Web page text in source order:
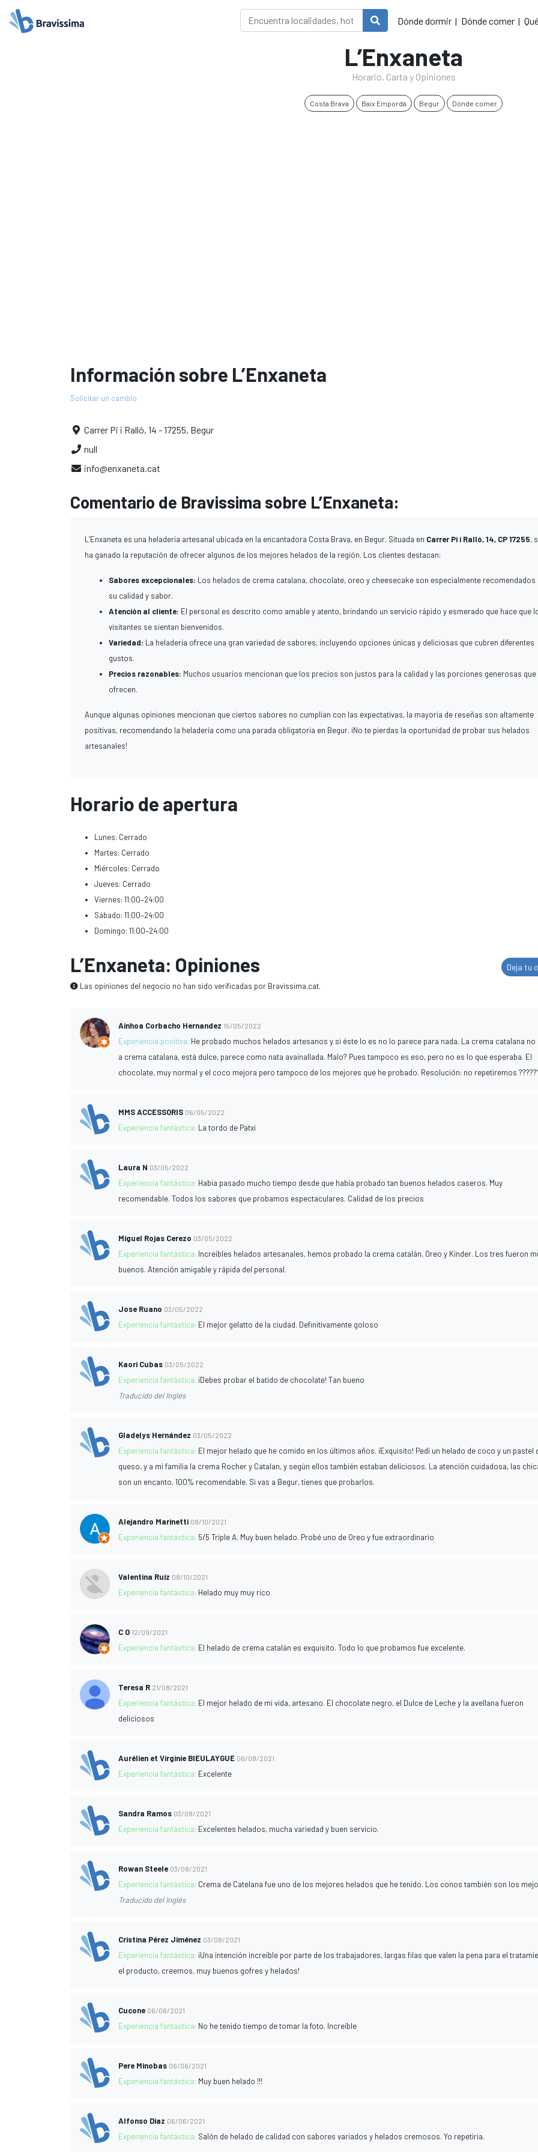
Dónde dormir Dónde comer
L’Enxaneta
Horario, Carta y Opiniones
Costa Brava Baix Empordà Begur Dónde comer
Información sobre L’Enxaneta
Solicitar un cambio
Carrer Pi i Ralló, 14 - 17255, Begur
null
info@enxaneta.cat
Comentario de Bravissima sobre L’Enxaneta:
L’Enxaneta es una heladería artesanal ubicada en la encantadora Costa Brava, en Begur. Situada en Carrer Pi i Ralló, 14, CP 17255,
ha ganado la reputación de ofrecer algunos de los mejores helados de la región. Los clientes destacan:
Sabores excepcionales: Los helados de crema catalana, chocolate, oreo y cheesecake son especialmente recomendados
su calidad y sabor.
Atención al cliente: El personal es descrito como amable y atento, brindando un servicio rápido y esmerado que hace que
visitantes se sientan bienvenidos.
Variedad: La heladería ofrece una gran variedad de sabores, incluyendo opciones únicas y deliciosas que cubren diferentes
gustos.
Precios razonables: Muchos usuarios mencionan que los precios son justos para la calidad y las porciones generosas que
ofrecen.
Aunque algunas opiniones mencionan que ciertos sabores no cumplían con las expectativas, la mayoría de reseñas son altamente
positivas, recomendando la heladería como una parada obligatoria en Begur. ¡No te pierdas la oportunidad de probar sus helados
artesanales!
Horario de apertura
Lunes: Cerrado
Martes: Cerrado
Miércoles: Cerrado
Jueves: Cerrado
Viernes: 11:00–24:00
Sábado: 11:00–24:00
Domingo: 11:00–24:00
L’Enxaneta: Opiniones
Las opiniones del negocio no han sido verificadas por Bravissima.cat.
Deja tu
Ainhoa Corbacho Hernandez 15/05/2022
Experiencia positiva: He probado muchos helados artesanos y si éste lo es no lo parece para nada. La crema catalana no
a crema catalana, está dulce, parece como nata avainallada. Malo? Pues tampoco es eso, pero no es lo que esperaba. El
chocolate, muy normal y el coco mejora pero tampoco de los mejores que he probado. Resolución: no repetiremos
MMS ACCESSORIS 06/05/2022
Experiencia fantástica: La tordo de Patxi
Laura N 03/05/2022
Experiencia fantástica: Había pasado mucho tiempo desde que había probado tan buenos helados caseros. Muy
recomendable. Todos los sabores que probamos espectaculares. Calidad de los precios
Miguel Rojas Cerezo 03/05/2022
Experiencia fantástica: Increíbles helados artesanales, hemos probado la crema catalán, Oreo y Kinder. Los tres fueron
buenos. Atención amigable y rápida del personal.
Jose Ruano 03/05/2022
Experiencia fantástica: El mejor gelatto de la ciudad. Definitivamente goloso
Kaori Cubas 03/05/2022
Experiencia fantástica: ¡Debes probar el batido de chocolate! Tan bueno
Traducido del Inglés
Gladelys Hernández 03/05/2022
Experiencia fantástica: El mejor helado que he comido en los últimos años. ¡Exquisito! Pedí un helado de coco y un pastel
queso, y a mi familia la crema Rocher y Catalan, y según ellos también estaban deliciosos. La atención cuidadosa, las
son un encanto. 100% recomendable. Si vas a Begur, tienes que probarlos.
Alejandro Marinetti 08/10/2021
Experiencia fantástica: 5/5 Triple A. Muy buen helado. Probé uno de Oreo y fue extraordinario
Valentina Ruiz 08/10/2021
Experiencia fantástica: Helado muy muy rico
C O 12/09/2021
Experiencia fantástica: El helado de crema catalán es exquisito. Todo lo que probamos fue excelente.
Teresa R 21/08/2021
Experiencia fantástica: El mejor helado de mi vida, artesano. El chocolate negro, el Dulce de Leche y la avellana fueron
deliciosos
Aurélien et Virginie BIEULAYGUE 06/08/2021
Experiencia fantástica: Excelente
Sandra Ramos 03/08/2021
Experiencia fantástica: Excelentes helados, mucha variedad y buen servicio.
Rowan Steele 03/08/2021
Experiencia fantástica: Crema de Catelana fue uno de los mejores helados que he tenido. Los conos también son los
Traducido del Inglés
Cristina Pérez Jiménez 03/08/2021
Experiencia fantástica: ¡Una intención increíble por parte de los trabajadores, largas filas que valen la pena para el
el producto, creemos, muy buenos gofres y helados!
Cucone 06/06/2021
Experiencia fantástica: No he tenido tiempo de tomar la foto. Increíble
Pere Minobas 06/06/2021
Experiencia fantástica: Muy buen helado !!!
Alfonso Díaz 06/06/2021
Experiencia fantástica: Salón de helado de calidad con sabores variados y helados cremosos. Yo repetiría.